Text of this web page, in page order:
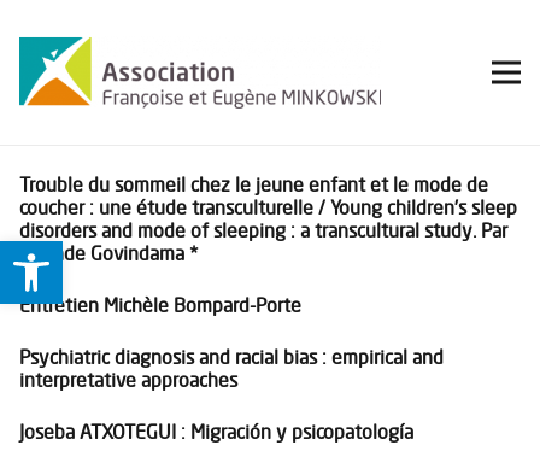
Ouvrir la barre d’outils
Trouble du sommeil chez le jeune enfant et le mode de
coucher : une étude transculturelle / Young children’s sleep
disorders and mode of sleeping : a transcultural study. Par
Yolande Govindama *
Entretien Michèle Bompard-Porte
Psychiatric diagnosis and racial bias : empirical and
interpretative approaches
Joseba ATXOTEGUI : Migración y psicopatología